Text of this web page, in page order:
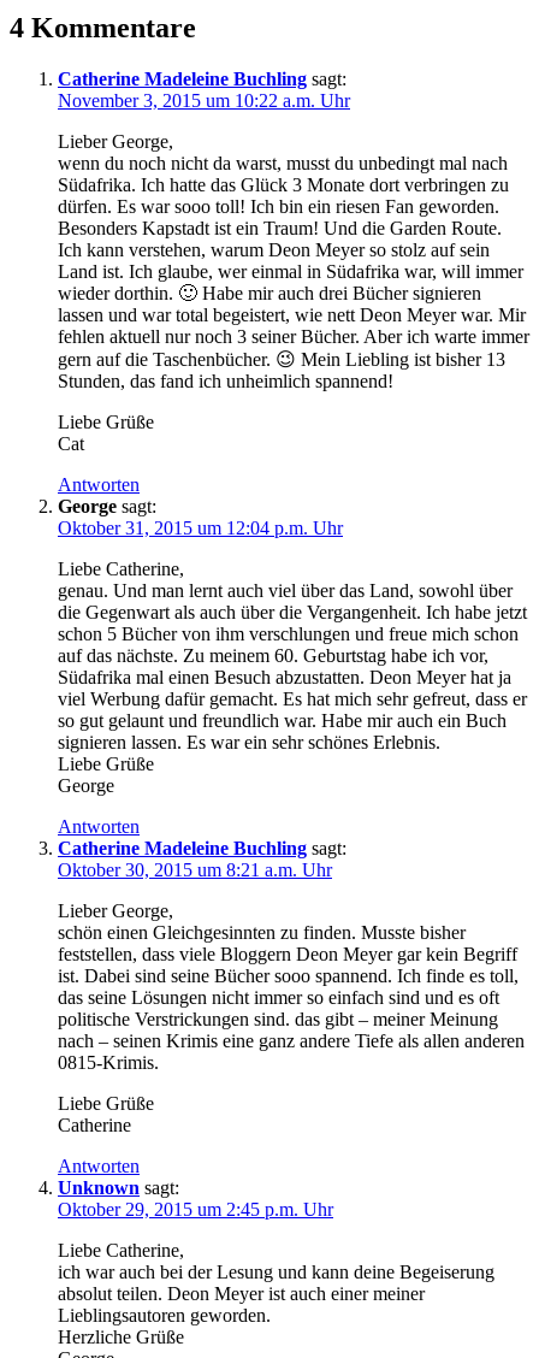
4 Kommentare
Catherine Madeleine Buchling sagt:
November 3, 2015 um 10:22 a.m. Uhr
Lieber George,
wenn du noch nicht da warst, musst du unbedingt mal nach
Südafrika. Ich hatte das Glück 3 Monate dort verbringen zu
dürfen. Es war sooo toll! Ich bin ein riesen Fan geworden.
Besonders Kapstadt ist ein Traum! Und die Garden Route.
Ich kann verstehen, warum Deon Meyer so stolz auf sein
Land ist. Ich glaube, wer einmal in Südafrika war, will immer
wieder dorthin. 🙂 Habe mir auch drei Bücher signieren
lassen und war total begeistert, wie nett Deon Meyer war. Mir
fehlen aktuell nur noch 3 seiner Bücher. Aber ich warte immer
gern auf die Taschenbücher. 😉 Mein Liebling ist bisher 13
Stunden, das fand ich unheimlich spannend!
Liebe Grüße
Cat
Antworten
George sagt:
Oktober 31, 2015 um 12:04 p.m. Uhr
Liebe Catherine,
genau. Und man lernt auch viel über das Land, sowohl über
die Gegenwart als auch über die Vergangenheit. Ich habe jetzt
schon 5 Bücher von ihm verschlungen und freue mich schon
auf das nächste. Zu meinem 60. Geburtstag habe ich vor,
Südafrika mal einen Besuch abzustatten. Deon Meyer hat ja
viel Werbung dafür gemacht. Es hat mich sehr gefreut, dass er
so gut gelaunt und freundlich war. Habe mir auch ein Buch
signieren lassen. Es war ein sehr schönes Erlebnis.
Liebe Grüße
George
Antworten
Catherine Madeleine Buchling sagt:
Oktober 30, 2015 um 8:21 a.m. Uhr
Lieber George,
schön einen Gleichgesinnten zu finden. Musste bisher
feststellen, dass viele Bloggern Deon Meyer gar kein Begriff
ist. Dabei sind seine Bücher sooo spannend. Ich finde es toll,
das seine Lösungen nicht immer so einfach sind und es oft
politische Verstrickungen sind. das gibt – meiner Meinung
nach – seinen Krimis eine ganz andere Tiefe als allen anderen
0815-Krimis.
Liebe Grüße
Catherine
Antworten
Unknown sagt:
Oktober 29, 2015 um 2:45 p.m. Uhr
Liebe Catherine,
ich war auch bei der Lesung und kann deine Begeiserung
absolut teilen. Deon Meyer ist auch einer meiner
Lieblingsautoren geworden.
Herzliche Grüße